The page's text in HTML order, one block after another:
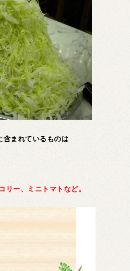
含まれているものは
リー、ミニトマトなど。